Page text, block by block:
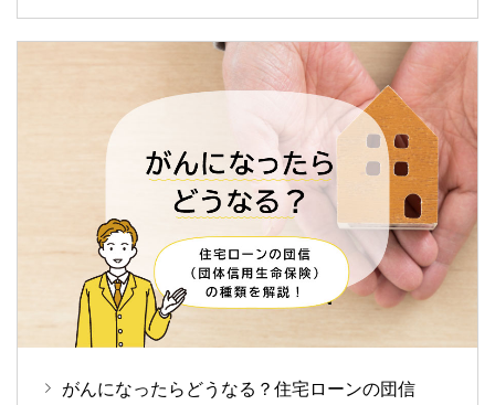
がんになったらどうなる？住宅ローンの団信